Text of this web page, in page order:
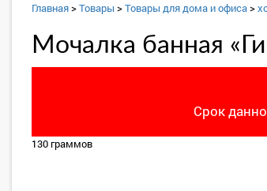
Главная>Товары >Товары для дома и офиса>
Мочалка банная
Срок
130 граммов